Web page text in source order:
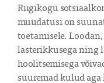
Riigikogu
muudatusi on
toetamisele.
lasterikkusega ning
hoolitsemisega
suuremad kulud aga